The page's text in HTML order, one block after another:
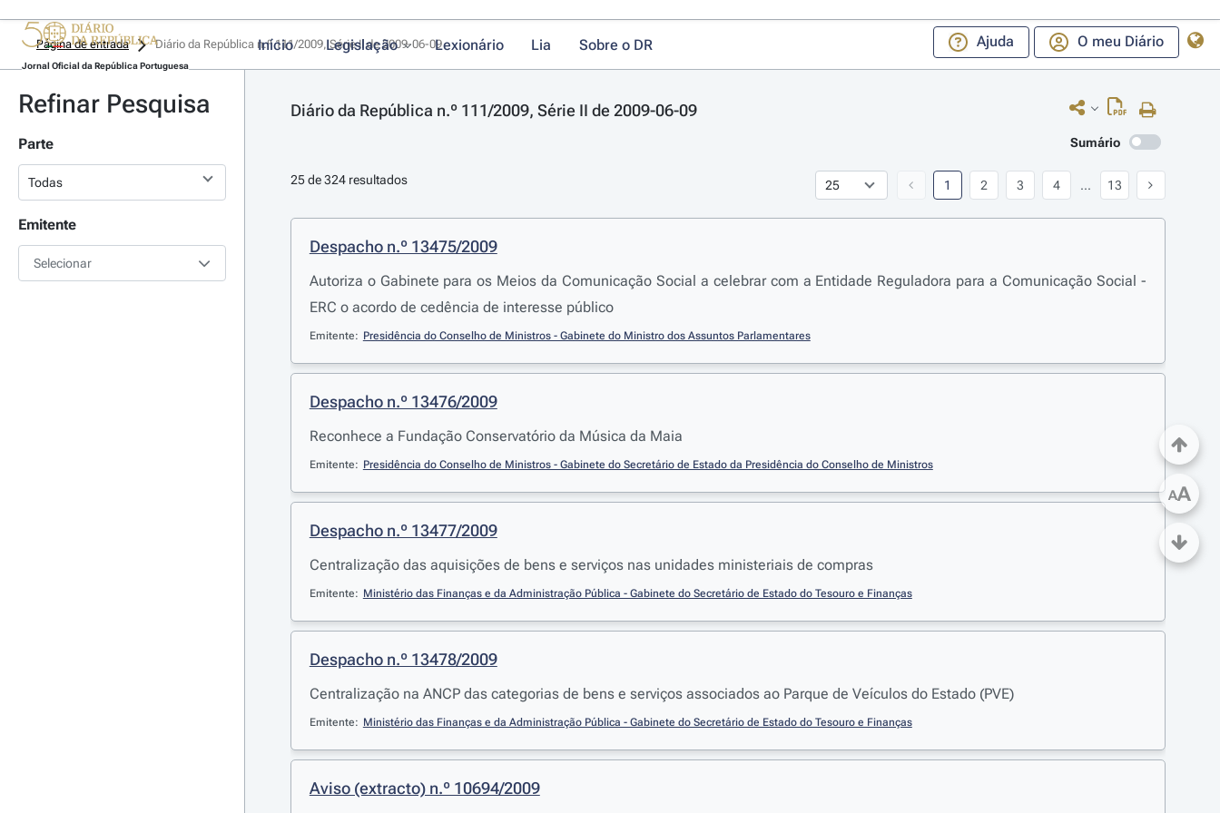
Jornal Oficial da República Portuguesa
Início Legislação Lexionário Lia Sobre o DR Ajuda O meu Diário
Página de entrada Diário da República n.º 111/2009, Série II de 2009-06-09
Refinar Pesquisa
Parte
Emitente
Selecionar
Diário da República n.º 111/2009, Série II de 2009-06-09
Sumário
25 de 324 resultados 1 2 3 4 ... 13
Despacho n.º 13475/2009
Autoriza o Gabinete para os Meios da Comunicação Social a celebrar com a Entidade Reguladora para a Comunicação Social -
ERC o acordo de cedência de interesse público
Emitente: Presidência do Conselho de Ministros - Gabinete do Ministro dos Assuntos Parlamentares
Despacho n.º 13476/2009
Reconhece a Fundação Conservatório da Música da Maia
Emitente: Presidência do Conselho de Ministros - Gabinete do Secretário de Estado da Presidência do Conselho de Ministros
Despacho n.º 13477/2009
Centralização das aquisições de bens e serviços nas unidades ministeriais de compras
Emitente: Ministério das Finanças e da Administração Pública - Gabinete do Secretário de Estado do Tesouro e Finanças
Despacho n.º 13478/2009
Centralização na ANCP das categorias de bens e serviços associados ao Parque de Veículos do Estado (PVE)
Emitente: Ministério das Finanças e da Administração Pública - Gabinete do Secretário de Estado do Tesouro e Finanças
Aviso (extracto) n.º 10694/2009
AA